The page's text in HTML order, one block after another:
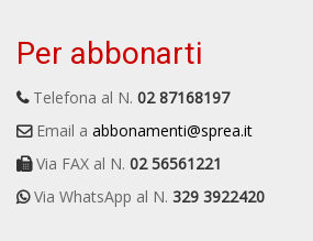
Per abbonarti
Telefona al N. 02 87168197
Email a abbonamenti@sprea.it
Via FAX al N. 02 56561221
Via WhatsApp al N. 329 3922420